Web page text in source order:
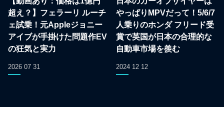
超え？】フェラーリ ルーチ
ェ試乗！元Appleジョニー
アイブが手掛けた問題作EV
の狂気と実力
2026 07 31
やっぱりMPVだって！5/6/7
人乗りのホンダ フリード受
賞で英国が日本の合理的な
自動車市場を羨む
2024 12 12